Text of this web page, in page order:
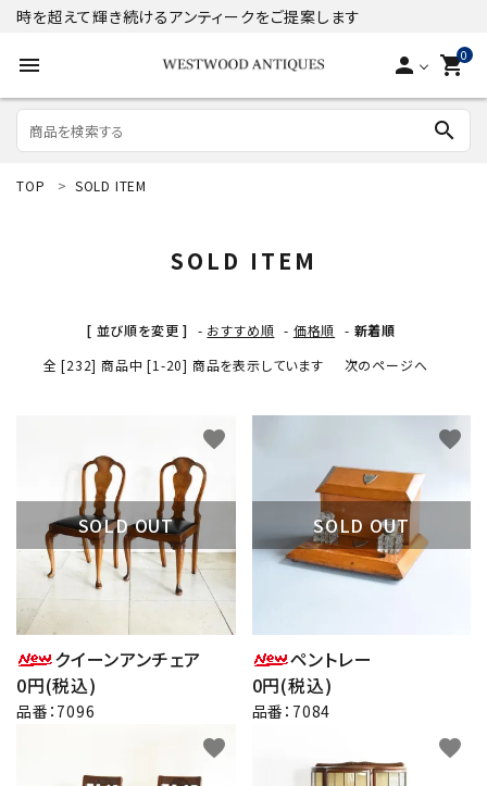
時を超えて輝き続けるアンティークをご提案します
menu person 0
shopping_cart
search
ログイン person 新規会員登録
コンテンツ
その他サービス
ご利用ガイド
プライバシーポリシー
特定商取引法について
TOP SOLD ITEM
SOLD ITEM
[ 並び順を変更 ] - おすすめ順 - 価格順 - 新着順
全 [232] 商品中 [1-20] 商品を表示しています
次のページへ
SOLD OUT
クイーンアンチェア
0円(税込)
品番：7096
favorite
SOLD OUT
ペントレー
0円(税込)
品番：7084
favorite
favorite favorite